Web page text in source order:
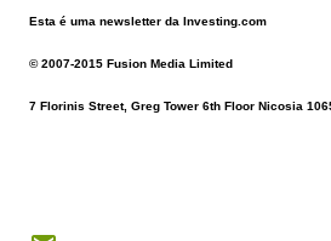
Esta é uma newsletter da Investing.com
© 2007-2015 Fusion Media Limited
7 Florinis Street, Greg Tower 6th Floor Nicosia